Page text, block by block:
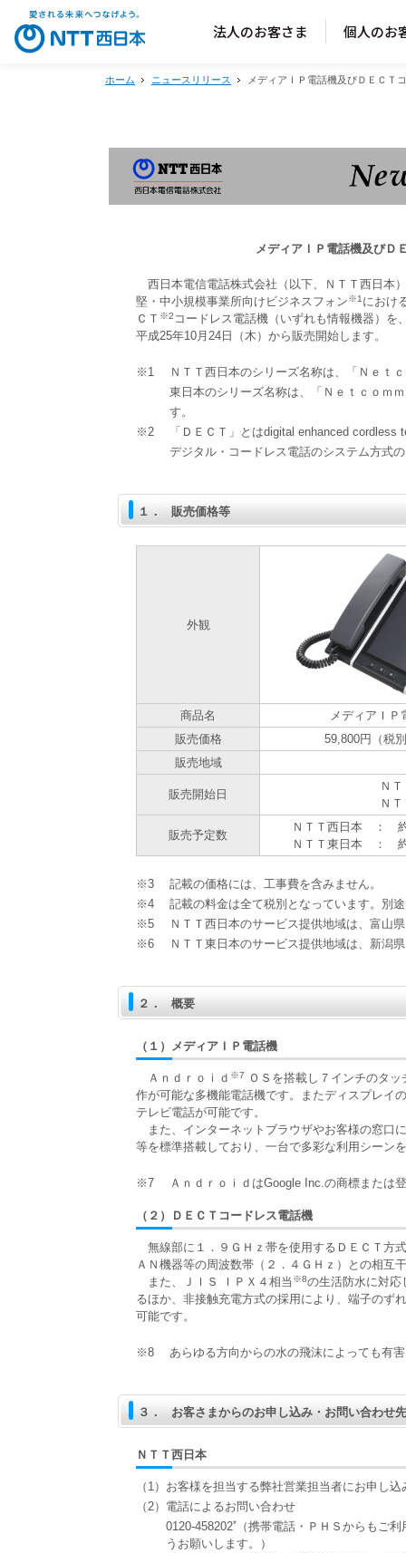
法人のお客さま 個人のお
ホーム ニュースリリース メディアＩＰ電話機及びＤＥＣＴ
メディアＩＰ電話機及びＤ
西日本電信電話株式会社（以下、ＮＴＴ西日本
堅・中小規模事業所向けビジネスフォン※1 におけ
ＣＴ ※2 コードレス電話機（いずれも情報機器）を
平成25年10月24日（木）から販売開始します。
※1
ＮＴＴ西日本のシリーズ名称は、「Ｎｅ
東日本のシリーズ名称は、「Ｎｅｔｃｏ
す。
※2
「ＤＥＣＴ」とはdigital enhanced
デジタル・コードレス電話のシステム方式
１． 販売価格等
外観
商品名
メディアＩＰ
販売価格
59,800円（税
販売地域
販売開始日
Ｎ
Ｎ
販売予定数
ＮＴＴ西日本 ：
ＮＴＴ東日本 ：
※3
記載の価格には、工事費を含みません。
※4
記載の料金は全て税別となっています。別
※5
ＮＴＴ西日本のサービス提供地域は、富山
※6
ＮＴＴ東日本のサービス提供地域は、新潟
２． 概要
（１） メディアＩＰ電話機
Ａｎｄｒｏｉｄ ※7
ＯＳを搭載し７インチのタ
作が可能な多機能電話機です。またディスプレイ
テレビ電話が可能です。
また、インターネットブラウザやお客様の窓口
等を標準搭載しており、一台で多彩な利用シーン
※7 ＡｎｄｒｏｉｄはGoogle Inc.の商標または
（２） ＤＥＣＴコードレス電話機
無線部に１．９ＧＨｚ帯を使用するＤＥＣＴ方
ＡＮ機器等の周波数帯（２．４ＧＨｚ）との相互
また、ＪＩＳ ＩＰＸ４相当 ※8の生活防水に対応
るほか、非接触充電方式の採用により、端子のず
可能です。
※8 あらゆる方向からの水の飛沫によっても有
３． お客さまからのお申し込み・お問い合わせ先
ＮＴＴ西日本
（1）お客様を担当する弊社営業担当者にお申し
（2）電話によるお問い合わせ
0120-458202*（携帯電話・ＰＨＳからもご
うお願いします。）